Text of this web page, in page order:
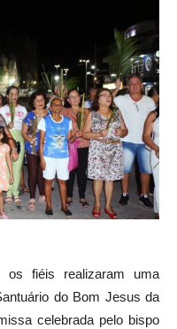
fiéis realizaram uma
do Bom Jesus da
celebrada pelo bispo